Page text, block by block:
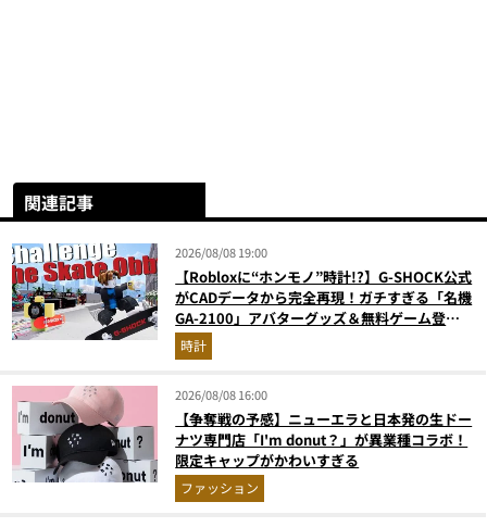
関連記事
2026/08/08 19:00
【Robloxに“ホンモノ”時計!?】G-SHOCK公式
がCADデータから完全再現！ガチすぎる「名機
GA-2100」アバターグッズ＆無料ゲーム登場
が見逃せない
時計
2026/08/08 16:00
【争奪戦の予感】ニューエラと日本発の生ドー
ナツ専門店「I'm donut？」が異業種コラボ！
限定キャップがかわいすぎる
ファッション